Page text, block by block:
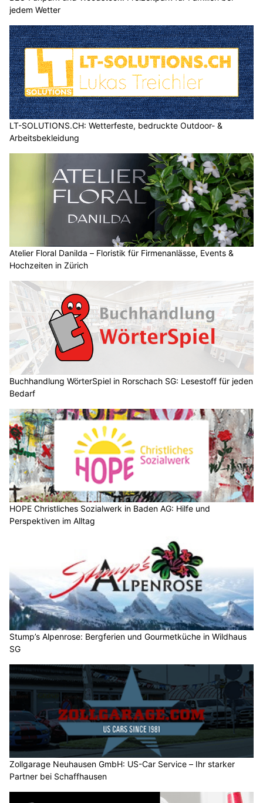
jedem Wetter
LT-SOLUTIONS.CH: Wetterfeste, bedruckte Outdoor- &
Arbeitsbekleidung
Atelier Floral Danilda – Floristik für Firmenanlässe, Events &
Hochzeiten in Zürich
Buchhandlung WörterSpiel in Rorschach SG: Lesestoff für jeden
Bedarf
HOPE Christliches Sozialwerk in Baden AG: Hilfe und
Perspektiven im Alltag
Stump’s Alpenrose: Bergferien und Gourmetküche in Wildhaus
SG
Zollgarage Neuhausen GmbH: US-Car Service – Ihr starker
Partner bei Schaffhausen